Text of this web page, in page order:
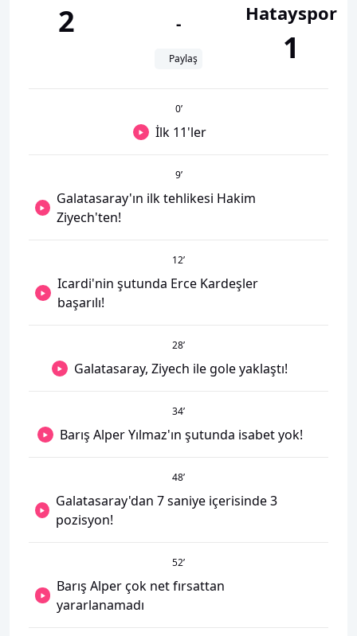
2 -
Paylaş
Hatayspor
1
0’
İlk 11'ler
9’
Galatasaray'ın ilk tehlikesi Hakim
Ziyech'ten!
12’
Icardi'nin şutunda Erce Kardeşler
başarılı!
28’
Galatasaray, Ziyech ile gole yaklaştı!
34’
Barış Alper Yılmaz'ın şutunda isabet yok!
48’
Galatasaray'dan 7 saniye içerisinde 3
pozisyon!
52’
Barış Alper çok net fırsattan
yararlanamadı